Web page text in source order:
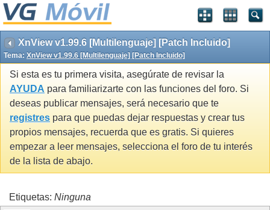
XnView v1.99.6 [Multilenguaje] [Patch Incluido]
Tema: XnView v1.99.6 [Multilenguaje] [Patch Incluido]
Si esta es tu primera visita, asegúrate de revisar la
AYUDA para familiarizarte con las funciones del foro. Si
deseas publicar mensajes, será necesario que te
registres para que puedas dejar respuestas y crear tus
propios mensajes, recuerda que es gratis. Si quieres
empezar a leer mensajes, selecciona el foro de tu interés
de la lista de abajo.
Etiquetas: Ninguna